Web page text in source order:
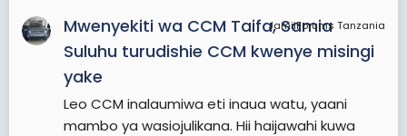
JamiiForums Tanzania
Mwenyekiti wa CCM Taifa, Samia
Suluhu turudishie CCM kwenye misingi
yake
Leo CCM inalaumiwa eti inaua watu, yaani
mambo ya wasiojulikana. Hii haijawahi kuwa